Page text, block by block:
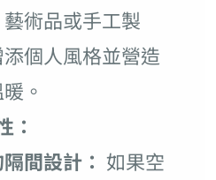
術品或手工製
個人風格並營造
。
：
間設計： 如果空